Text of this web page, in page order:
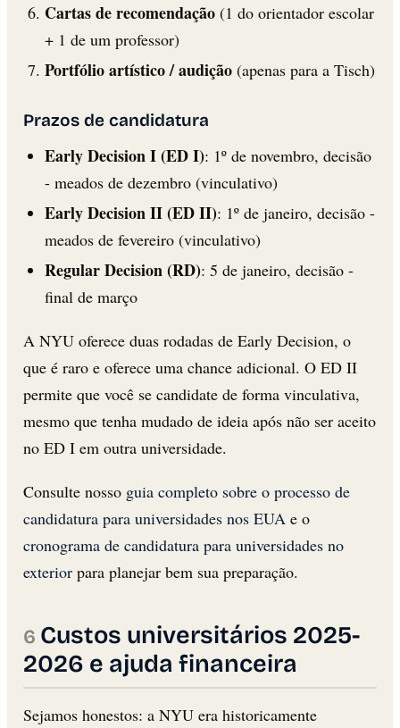
Cartas de recomendação(1 do orientador escolar
+ 1 de um professor)
Portfólio artístico / audição(apenas para a Tisch)
Prazos de candidatura
Early Decision I (ED I): 1º de novembro, decisão
- meados de dezembro (vinculativo)
Early Decision II (ED II): 1º de janeiro, decisão -
meados de fevereiro (vinculativo)
Regular Decision (RD): 5 de janeiro, decisão -
final de março
A NYU oferece duas rodadas de Early Decision, o
que é raro e oferece uma chance adicional. O ED II
permite que você se candidate de forma vinculativa,
mesmo que tenha mudado de ideia após não ser aceito
no ED I em outra universidade.
Consulte nosso guia completo sobre o processo de
candidatura para universidades nos EUA e o
cronograma de candidatura para universidades no
exterior para planejar bem sua preparação.
Custos universitários 2025-
2026 e ajuda financeira
Sejamos honestos: a NYU era historicamente